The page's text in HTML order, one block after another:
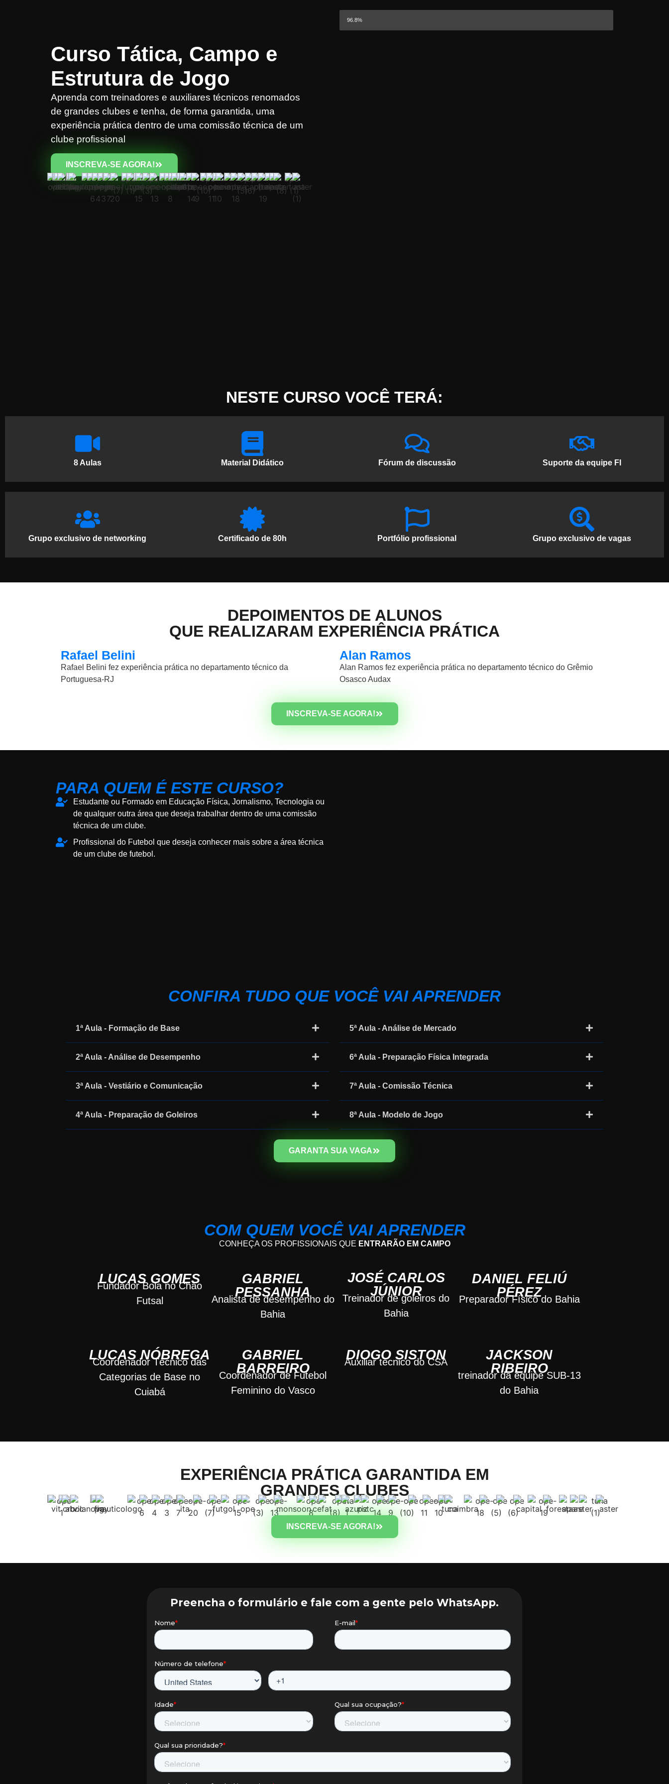
VAGAS PREENCHIDAS
96.8%
Curso Tática, Campo e
Estrutura de Jogo
Aprenda com treinadores e auxiliares técnicos renomados
de grandes clubes e tenha, de forma garantida, uma
experiência prática dentro de uma comissão técnica de um
clube profissional
INSCREVA-SE AGORA!
NESTE CURSO VOCÊ TERÁ:
8 Aulas Material Didático Fórum de discussão Suporte da equipe FI
Grupo exclusivo de networking Certificado de 80h Portfólio profissional Grupo exclusivo de vagas
DEPOIMENTOS DE ALUNOS
QUE REALIZARAM EXPERIÊNCIA PRÁTICA
Rafael Belini
Rafael Belini fez experiência prática no departamento técnico da
Portuguesa-RJ
Alan Ramos
Alan Ramos fez experiência prática no departamento técnico do Grêmio
Osasco Audax
INSCREVA-SE AGORA!
PARA QUEM É ESTE CURSO?
Estudante ou Formado em Educação Física, Jornalismo, Tecnologia ou
de qualquer outra área que deseja trabalhar dentro de uma comissão
técnica de um clube.
Profissional do Futebol que deseja conhecer mais sobre a área técnica
de um clube de futebol.
CONFIRA TUDO QUE VOCÊ VAI APRENDER
1ª Aula - Formação de Base
2ª Aula - Análise de Desempenho
3ª Aula - Vestiário e Comunicação
4ª Aula - Preparação de Goleiros
5ª Aula - Análise de Mercado
6ª Aula - Preparação Física Integrada
7ª Aula - Comissão Técnica
8ª Aula - Modelo de Jogo
GARANTA SUA VAGA
COM QUEM VOCÊ VAI APRENDER
CONHEÇA OS PROFISSIONAIS QUE ENTRARÃO EM CAMPO
LUCAS GOMES
FundadorBola no Chão
Futsal
GABRIEL
PESSANHA
Analista de desempenho do
Bahia
JOSÉ CARLOS
JÚNIOR
Treinador de goleiros do
Bahia
DANIEL FELIÚ
PÉREZ
Preparador Físico do Bahia
LUCAS NÓBREGA
Coordenador Técnico das
Categorias de Base no
Cuiabá
GABRIEL
BARREIRO
Coordenador de Futebol
Feminino do Vasco
DIOGO SISTON
Auxiliar técnico do CSA
JACKSON
RIBEIRO
treinador da equipe SUB-13
do Bahia
EXPERIÊNCIA PRÁTICA GARANTIDA EM
GRANDES CLUBES
INSCREVA-SE AGORA!